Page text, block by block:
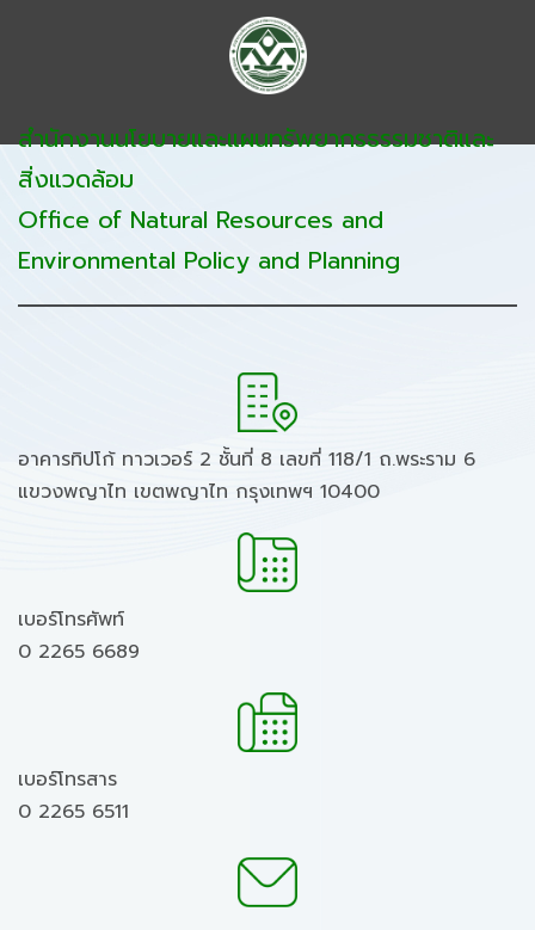
สำนักงานนโยบายและแผนทรัพยากรธรรมชาติและ
สิ่งแวดล้อม
Office of Natural Resources and
Environmental Policy and Planning
อาคารทิปโก้ ทาวเวอร์ 2 ชั้นที่ 8 เลขที่ 118/1 ถ.พระราม 6
แขวงพญาไท เขตพญาไท กรุงเทพฯ 10400
เบอร์โทรศัพท์
0 2265 6689
เบอร์โทรสาร
0 2265 6511